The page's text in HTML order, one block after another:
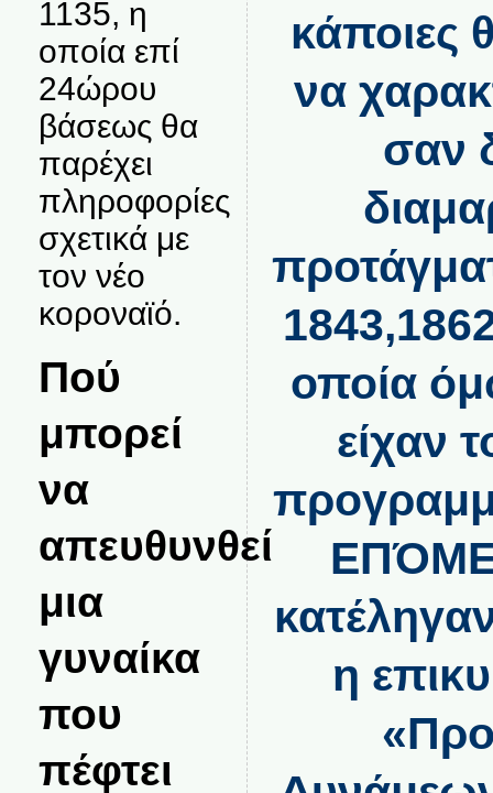
1135, η
οποία επί
24ώρου
βάσεως θα
παρέχει
πληροφορίες
σχετικά με
τον νέο
κοροναϊό.
Πού
μπορεί
να
απευθυνθεί
μια
γυναίκα
που
πέφτει
κάποιες
να
σαν
οποία
είχαν
η